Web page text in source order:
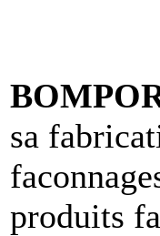
sa
produits